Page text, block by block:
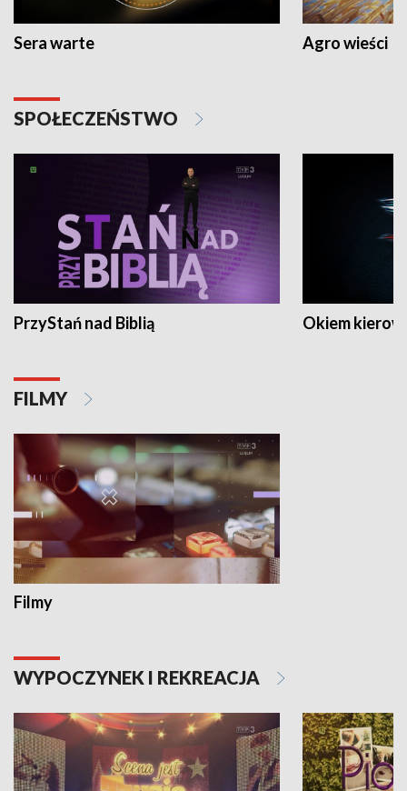
Sera warte Agro wieści
SPOŁECZEŃSTWO
PrzyStań nad Biblią Okiem
FILMY
Filmy
WYPOCZYNEK I REKREACJA